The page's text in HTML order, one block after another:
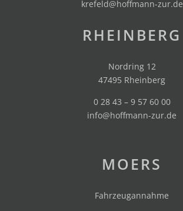
krefeld@hoffmann-zur.de
RHEINBERG
Nordring 12
47495 Rheinberg
0 28 43 – 9 57 60 00
info@hoffmann-zur.de
MOERS
Fahrzeugannahme